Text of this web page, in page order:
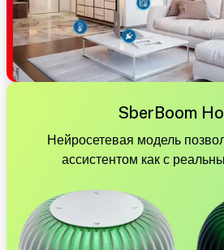
SberBoom
Нейросетевая модель
ассистентом как с